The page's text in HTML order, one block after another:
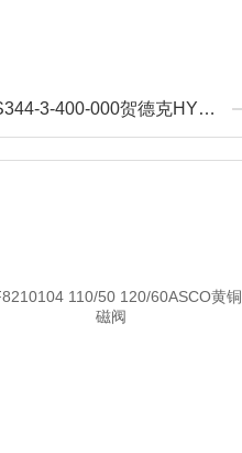
EDS344-3-400-000贺德克HYDAC变送器